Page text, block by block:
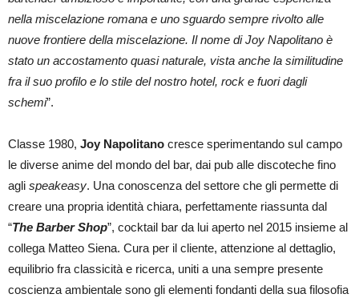
nella miscelazione romana e uno sguardo sempre rivolto alle
nuove frontiere della miscelazione. Il nome di Joy Napolitano è
stato un accostamento quasi naturale, vista anche la similitudine
fra il suo profilo e lo stile del nostro hotel, rock e fuori dagli
schemi”.
Classe 1980, Joy Napolitano cresce sperimentando sul campo
le diverse anime del mondo del bar, dai pub alle discoteche fino
agli speakeasy. Una conoscenza del settore che gli permette di
creare una propria identità chiara, perfettamente riassunta dal
“The Barber Shop”, cocktail bar da lui aperto nel 2015 insieme al
collega Matteo Siena. Cura per il cliente, attenzione al dettaglio,
equilibrio fra classicità e ricerca, uniti a una sempre presente
coscienza ambientale sono gli elementi fondanti della sua filosofia